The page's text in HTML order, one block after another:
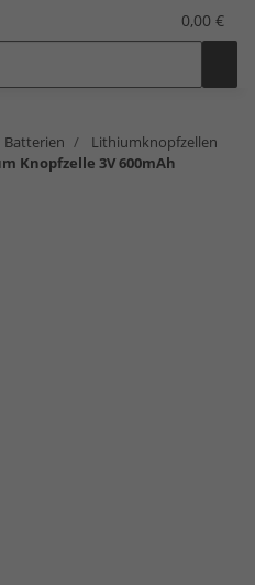
0,00 €
Batterien
Lithiumknopfzellen
Knopfzelle 3V 600mAh